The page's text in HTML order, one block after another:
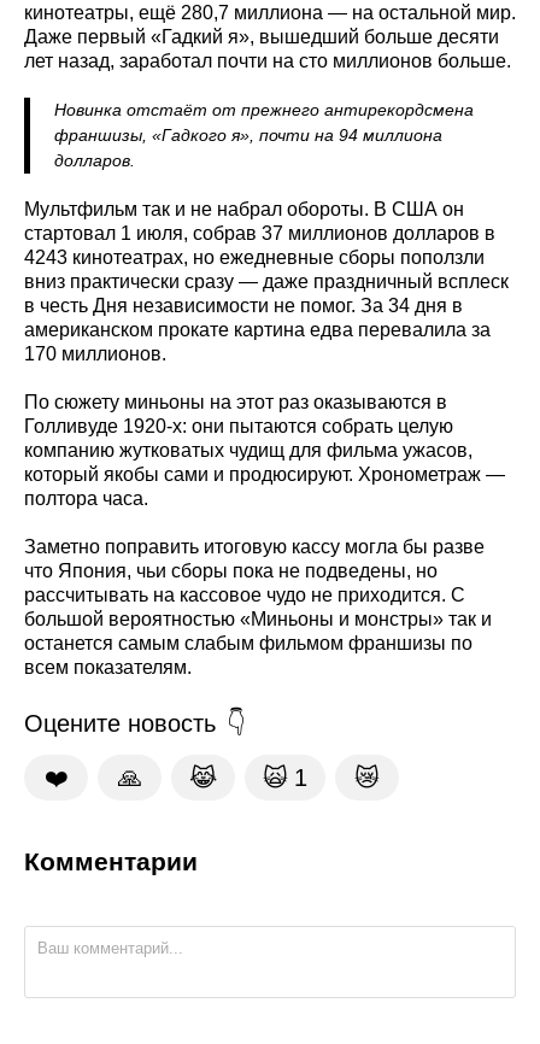
кинотеатры, ещё 280,7 миллиона — на остальной мир.
Даже первый «Гадкий я», вышедший больше десяти
лет назад, заработал почти на сто миллионов больше.
Новинка отстаёт от прежнего антирекордсмена
франшизы, «Гадкого я», почти на 94 миллиона
долларов.
Мультфильм так и не набрал обороты. В США он
стартовал 1 июля, собрав 37 миллионов долларов в
4243 кинотеатрах, но ежедневные сборы поползли
вниз практически сразу — даже праздничный всплеск
в честь Дня независимости не помог. За 34 дня в
американском прокате картина едва перевалила за
170 миллионов.
По сюжету миньоны на этот раз оказываются в
Голливуде 1920-х: они пытаются собрать целую
компанию жутковатых чудищ для фильма ужасов,
который якобы сами и продюсируют. Хронометраж —
полтора часа.
Заметно поправить итоговую кассу могла бы разве
что Япония, чьи сборы пока не подведены, но
рассчитывать на кассовое чудо не приходится. С
большой вероятностью «Миньоны и монстры» так и
останется самым слабым фильмом франшизы по
всем показателям.
Оцените новость
❤️ 🙏 😹 🙀 1 😿
Комментарии